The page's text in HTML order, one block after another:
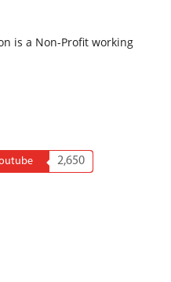
is a Non-Profit working
2,650